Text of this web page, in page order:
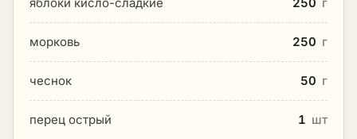
яблоки кисло-сладкие 250 г
морковь 250 г
чеснок 50 г
перец острый 1 шт